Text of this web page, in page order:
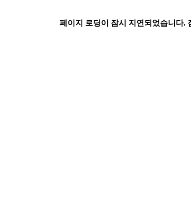
페이지 로딩이 잠시 지연되었습니다.